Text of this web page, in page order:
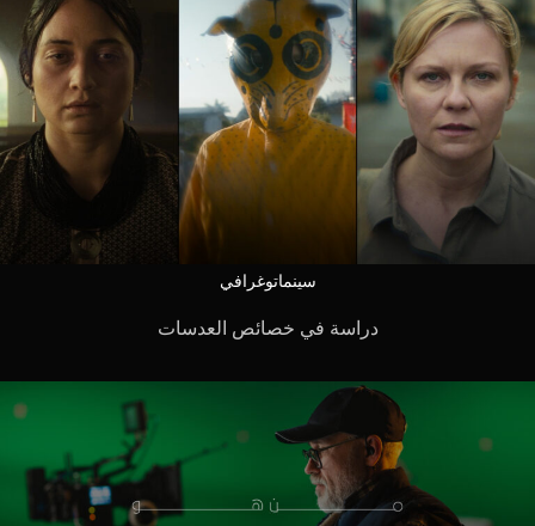
سينماتوغرافي
دراسة في خصائص العدسات